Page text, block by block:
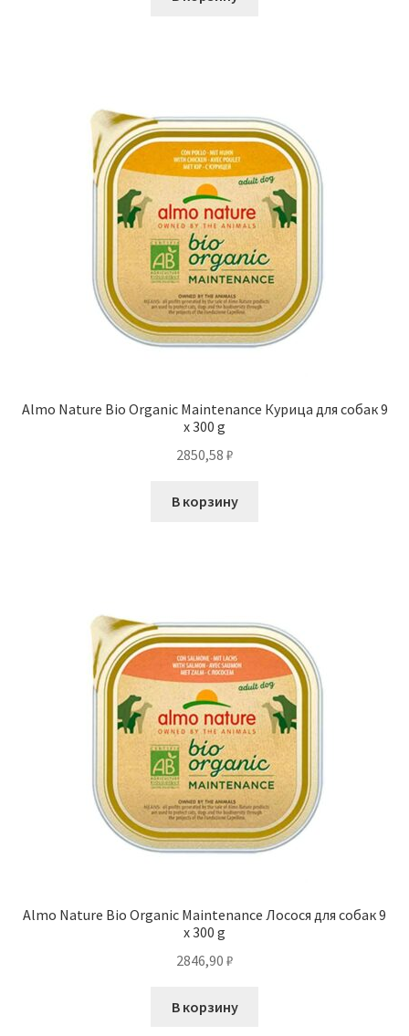
Almo Nature Bio Organic Maintenance Курица для собак 9
x 300 g
2850,58 ₽
В корзину
Almo Nature Bio Organic Maintenance Лосося для собак 9
x 300 g
2846,90 ₽
В корзину